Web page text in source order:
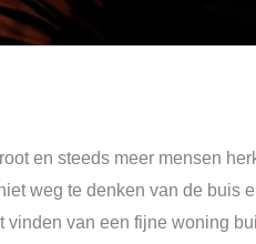
en steeds meer mensen
weg te denken van de buis
van een fijne woning